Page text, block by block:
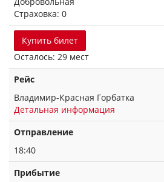
Страховка: 0
Купить билет
Осталось: 29 мест
Рейс
Владимир-Красная Горбатка
Детальная информация
Отправление
18:40
Прибытие